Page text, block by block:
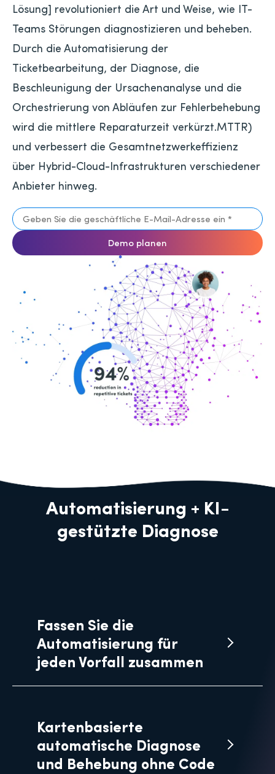
Lösung] revolutioniert die Art und Weise, wie IT-
Teams Störungen diagnostizieren und beheben.
Durch die Automatisierung der
Ticketbearbeitung, der Diagnose, die
Beschleunigung der Ursachenanalyse und die
Orchestrierung von Abläufen zur Fehlerbehebung
wird die mittlere Reparaturzeit verkürzt.MTTR)
und verbessert die Gesamtnetzwerkeffizienz
über Hybrid-Cloud-Infrastrukturen verschiedener
Anbieter hinweg.
Demo planen
Automatisierung + KI-
gestützte Diagnose
Fassen Sie die
Automatisierung für
jeden Vorfall zusammen
Kartenbasierte
automatische Diagnose
und Behebung ohne Code